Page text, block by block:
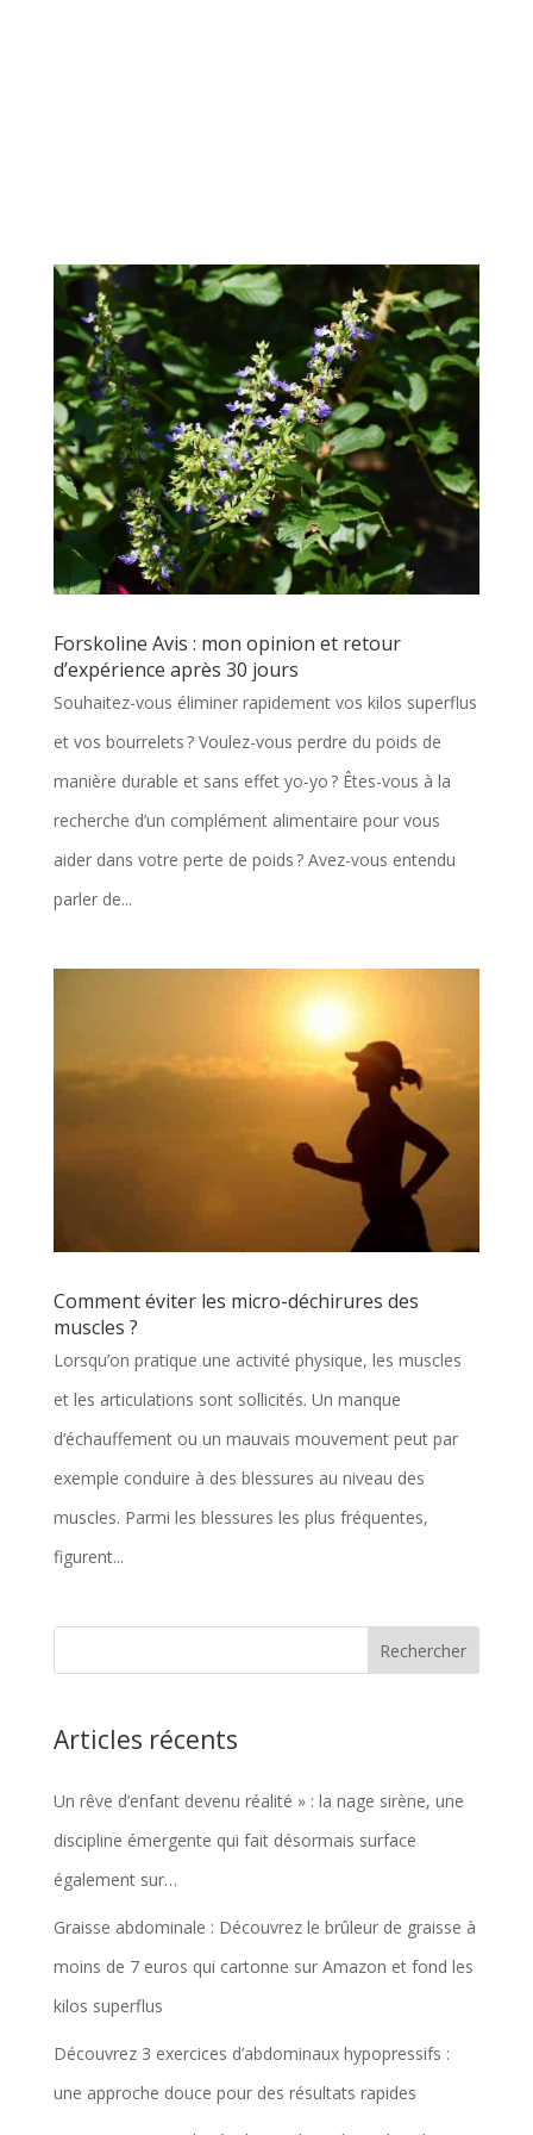
Forskoline Avis : mon opinion et retour
d’expérience après 30 jours
Souhaitez-vous éliminer rapidement vos kilos superflus
et vos bourrelets ? Voulez-vous perdre du poids de
manière durable et sans effet yo-yo ? Êtes-vous à la
recherche d’un complément alimentaire pour vous
aider dans votre perte de poids ? Avez-vous entendu
parler de...
Comment éviter les micro-déchirures des
muscles ?
Lorsqu’on pratique une activité physique, les muscles
et les articulations sont sollicités. Un manque
d’échauffement ou un mauvais mouvement peut par
exemple conduire à des blessures au niveau des
muscles. Parmi les blessures les plus fréquentes,
figurent...
Articles récents
Un rêve d’enfant devenu réalité » : la nage sirène, une
discipline émergente qui fait désormais surface
également sur…
Graisse abdominale : Découvrez le brûleur de graisse à
moins de 7 euros qui cartonne sur Amazon et fond les
kilos superflus
Découvrez 3 exercices d’abdominaux hypopressifs :
une approche douce pour des résultats rapides